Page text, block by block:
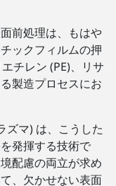
前処理は、もはや
ックフィルムの押
チレン (PE)、リサ
製造プロセスにお
ズマ) は、こうした
発揮する技術で
配慮の両立が求め
、欠かせない表面